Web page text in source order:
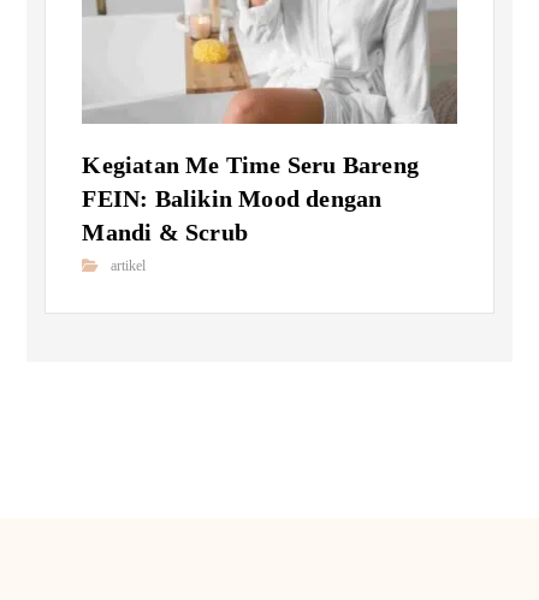
Kegiatan Me Time Seru Bareng
FEIN: Balikin Mood dengan
Mandi & Scrub
artikel